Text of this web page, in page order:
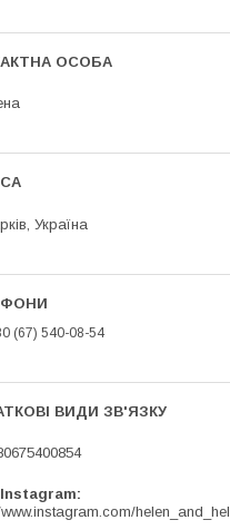
Україна
(67) 540-08-54
helen_and_hel